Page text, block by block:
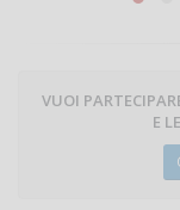
VUOI
E